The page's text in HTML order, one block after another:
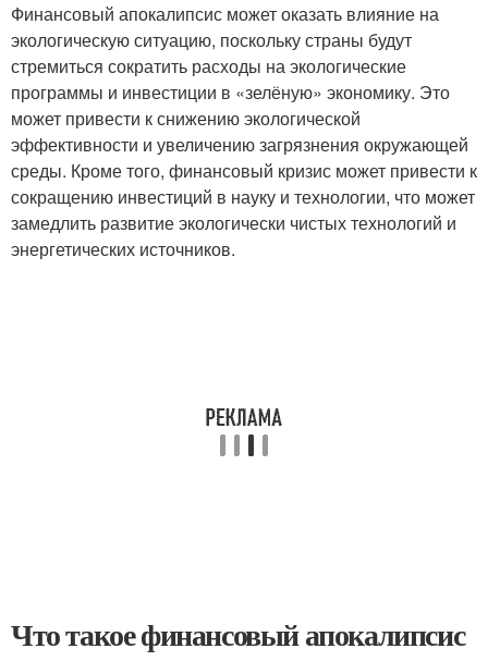
Финансовый апокалипсис может оказать влияние на
экологическую ситуацию, поскольку страны будут
стремиться сократить расходы на экологические
программы и инвестиции в «зелёную» экономику. Это
может привести к снижению экологической
эффективности и увеличению загрязнения окружающей
среды. Кроме того, финансовый кризис может привести к
сокращению инвестиций в науку и технологии, что может
замедлить развитие экологически чистых технологий и
энергетических источников.
Что такое финансовый апокалипсис